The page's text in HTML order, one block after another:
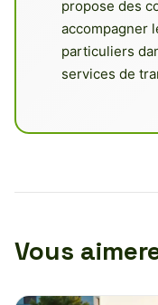
propose des
accompagner
particuliers
services de
Vous